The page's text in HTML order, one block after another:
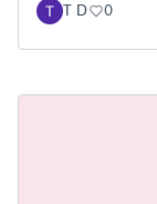
T D 0